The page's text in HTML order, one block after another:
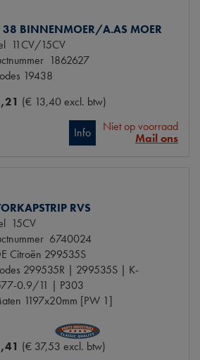
38 BINNENMOER/A.AS MOER
11CV/15CV
1862627
19438
(€ 13,40 excl. btw)
Info
Niet op voorraad
Mail ons
RVS
15CV
6740024
Citroën 299535S
299535R | 299535S | K-
0.9/11 | P303
1197x20mm [PW 1]
(€ 37,53 excl. btw)